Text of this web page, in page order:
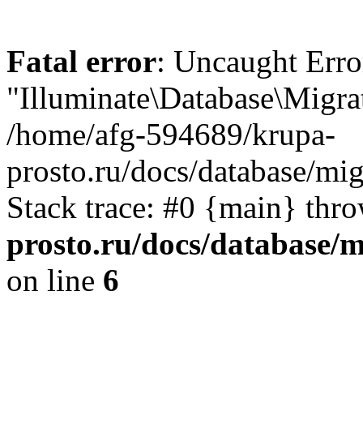
Fatal error: Uncaught
/home/afg-594689/krupa-
prosto.ru/docs/database/
Stack trace: #0 {main}
prosto.ru/docs/database/
on line 6